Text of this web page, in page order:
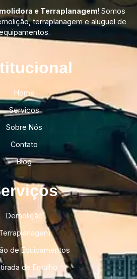
e Terraplanagem! Somos
terraplanagem e aluguel de
Home
Serviços
Sobre Nós
Contato
Blog
Demolição
de Equipamentos
de Entulho